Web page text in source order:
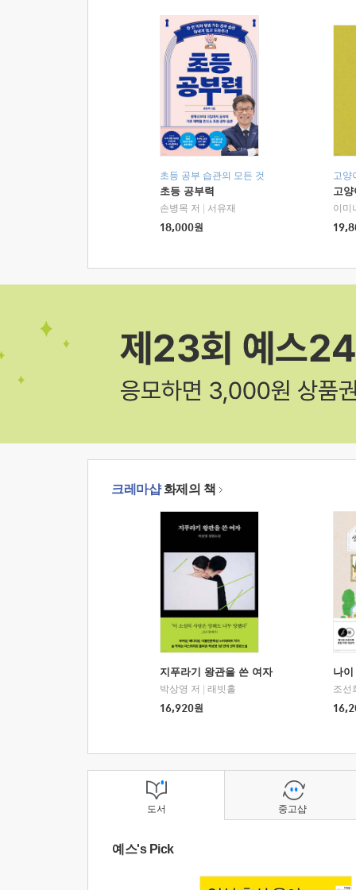
초등 공부 습관의 모든 것
초등 공부력
손병목 저
서유재
18,000원
고양
고
이미
크레마샵화제의 책
지푸라기 왕관을 쓴 여자
박상영 저
래빗홀
16,920원
나
조선
도서
예스's Pick
중고샵